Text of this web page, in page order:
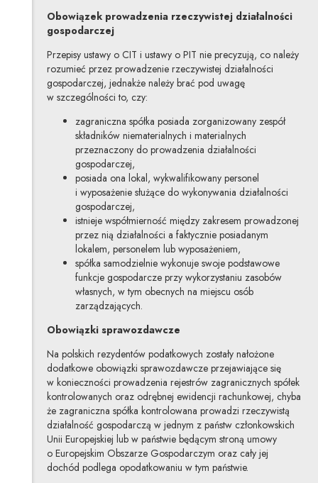
Obowiązek prowadzenia rzeczywistej działalności
gospodarczej
Przepisy ustawy o CIT i ustawy o PIT nie precyzują, co należy
rozumieć przez prowadzenie rzeczywistej działalności
gospodarczej, jednakże należy brać pod uwagę
w szczególności to, czy:
zagraniczna spółka posiada zorganizowany zespół
składników niematerialnych i materialnych
przeznaczony do prowadzenia działalności
gospodarczej,
posiada ona lokal, wykwalifikowany personel
i wyposażenie służące do wykonywania działalności
gospodarczej,
istnieje współmierność między zakresem prowadzonej
przez nią działalności a faktycznie posiadanym
lokalem, personelem lub wyposażeniem,
spółka samodzielnie wykonuje swoje podstawowe
funkcje gospodarcze przy wykorzystaniu zasobów
własnych, w tym obecnych na miejscu osób
zarządzających.
Obowiązki sprawozdawcze
Na polskich rezydentów podatkowych zostały nałożone
dodatkowe obowiązki sprawozdawcze przejawiające się
w konieczności prowadzenia rejestrów zagranicznych spółek
kontrolowanych oraz odrębnej ewidencji rachunkowej, chyba
że zagraniczna spółka kontrolowana prowadzi rzeczywistą
działalność gospodarczą w jednym z państw członkowskich
Unii Europejskiej lub w państwie będącym stroną umowy
o Europejskim Obszarze Gospodarczym oraz cały jej
dochód podlega opodatkowaniu w tym państwie.